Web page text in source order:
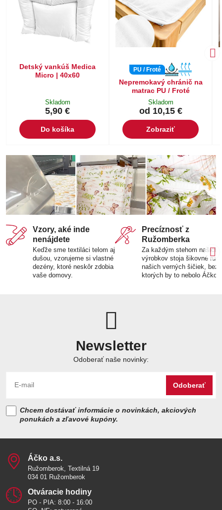
Detský vankúš Medica
Micro | 40x60
Skladom
5,90 €
Do košíka
PU / Froté
Nepremokavý chránič na
matrac PU / Froté
Skladom
od 10,15 €
Zobraziť
Vzory, aké inde
nenájdete
Keďže sme textiláci telom aj
dušou, vzorujeme si vlastné
dezény, ktoré neskôr zdobia
vaše domovy.
Precíznosť z
Ružomberka
Za každým stehom našich
výrobkov stoja šikovné ruky
našich verných šičiek, bez
ktorých by to nebolo Áčko.
Newsletter
Odoberať naše novinky:
Odoberať
Chcem dostávať informácie o novinkách, akciových
ponukách a zľavové kupóny.
Áčko a​.s​.
Ružomberok, Textilná 19
034 01 Ružomberok
Otváracie hodiny
PO - PIA: 8:00 - 16:00